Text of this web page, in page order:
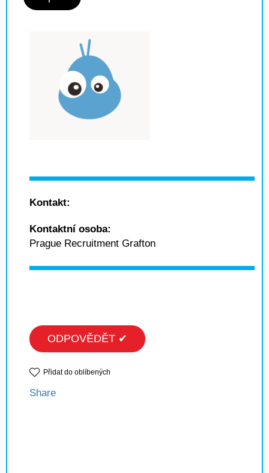
Kontakt:
Kontaktní osoba:
Prague Recruitment Grafton
ODPOVĚDĚT ✔
Přidat do oblíbených
Share